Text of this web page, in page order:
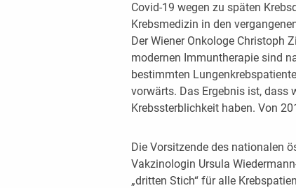
Covid-19 wegen zu späten
Krebsmedizin in den
Der Wiener Onkologe Christoph
modernen Immuntherapie sind
bestimmten
vorwärts. Das Ergebnis ist, dass
Krebssterblichkeit haben. Von
Die Vorsitzende des nationalen
Vakzinologin Ursula
„dritten Stich“ für alle